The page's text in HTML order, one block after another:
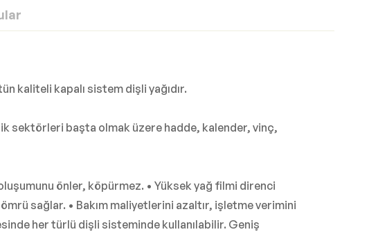
kaliteli kapalı sistem dişli yağıdır.
sektörleri başta olmak üzere hadde, kalender, vinç,
önler, köpürmez. • Yüksek yağ filmi direnci
sağlar. • Bakım maliyetlerini azaltır, işletme verimini
her türlü dişli sisteminde kullanılabilir. Geniş